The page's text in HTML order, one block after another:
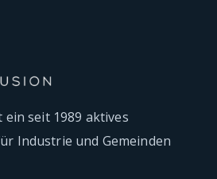
seit 1989 aktives
Industrie und Gemeinden